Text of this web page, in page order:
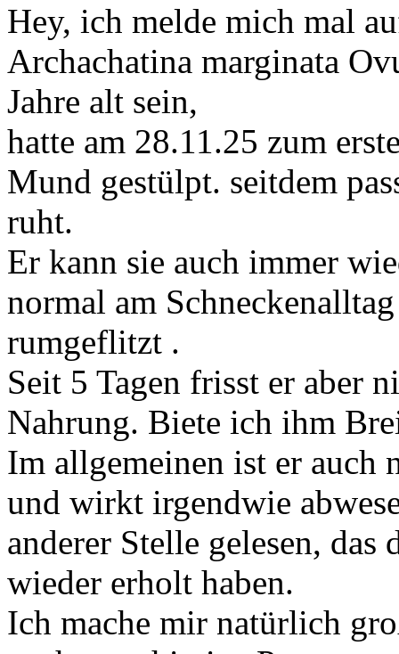
Hey, ich melde mich mal
Archachatina marginata
Jahre alt sein,
hatte am 28.11.25 zum
Mund gestülpt. seitdem
ruht.
Er kann sie auch immer
normal am
rumgeflitzt .
Seit 5 Tagen frisst er aber
Nahrung. Biete ich ihm
Im allgemeinen ist er auch
und wirkt irgendwie
anderer Stelle gelesen,
wieder erholt haben.
Ich mache mir natürlich